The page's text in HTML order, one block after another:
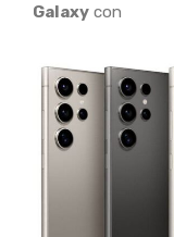
Galaxy con